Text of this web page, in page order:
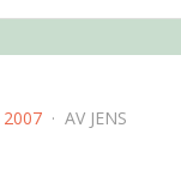
2007 AV JENS